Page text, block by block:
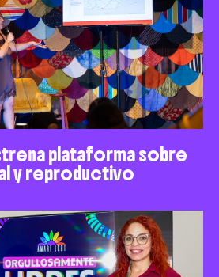
plataforma sobre
y reproductivo